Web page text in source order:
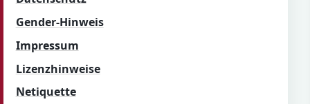
Gender-Hinweis
Impressum
Lizenzhinweise
Netiquette